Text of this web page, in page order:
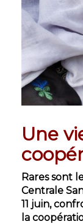
Une
Rares sont
Centrale
11 juin,
la